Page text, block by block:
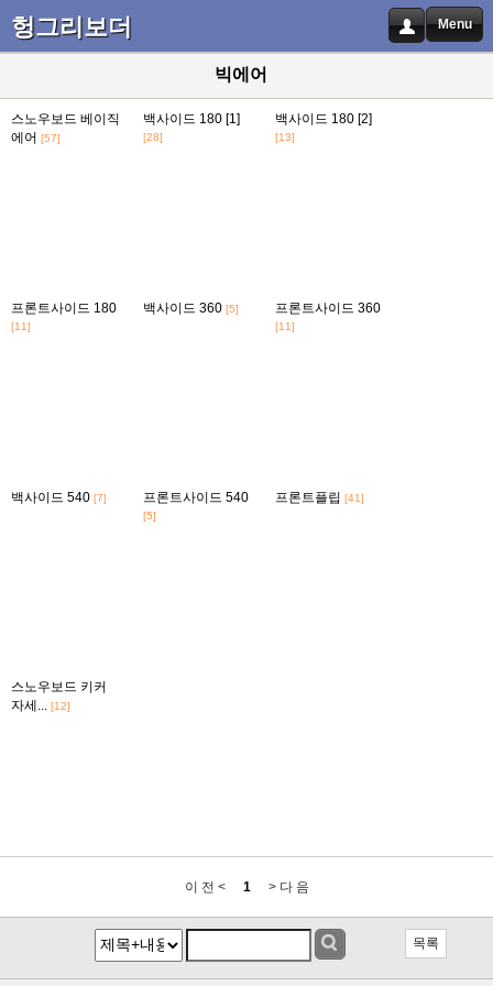
헝그리보더 Menu
빅에어
스노우보드 베이직
에어 [57]
백사이드 180 [1]
[28]
백사이드 180 [2]
[13]
프론트사이드 180
[11]
백사이드 360 [5] 프론트사이드 360
[11]
백사이드 540 [7] 프론트사이드 540
[5]
프론트플립 [41]
스노우보드 키커
자세... [12]
이 전 < 1 > 다 음
목록